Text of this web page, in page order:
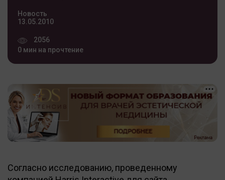
Новость
13.05.2010
2056
0 мин на прочтение
Согласно исследованию, проведенному